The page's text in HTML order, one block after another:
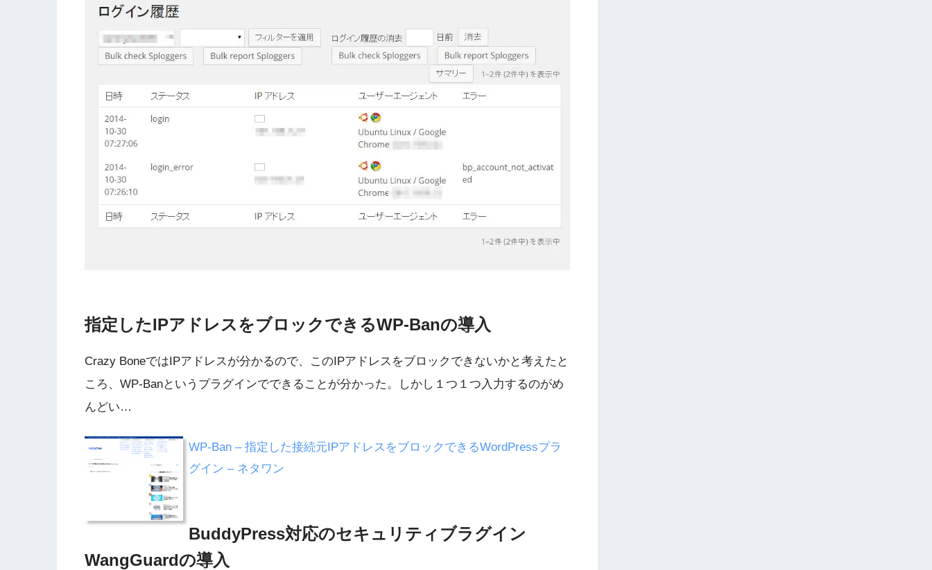
指定したIPアドレスをブロックできるWP-Banの導入
Crazy BoneではIPアドレスが分かるので、このIPアドレスをブロックできないかと考えたと
ころ、WP-Banというプラグインでできることが分かった。しかし１つ１つ入力するのがめ
んどい…
WP-Ban – 指定した接続元IPアドレスをブロックできるWordPressプラ
グイン – ネタワン
BuddyPress対応のセキュリティブラグイン
WangGuardの導入